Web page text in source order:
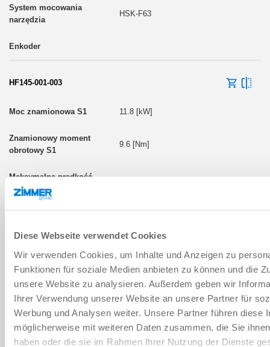
Diese Webseite verwendet Cookies
Wir verwenden Cookies, um Inhalte und Anzeigen zu
Funktionen für soziale Medien anbieten zu können und die
unsere Website zu analysieren. Außerdem geben wir
Ihrer Verwendung unserer Website an unsere Partner für
Werbung und Analysen weiter. Unsere Partner führen diese
möglicherweise mit weiteren Daten zusammen, die Sie
haben oder die sie im Rahmen Ihrer Nutzung der Dienste
HSK-F63
HF145-001-003
11.8 [kW]
9.6 [Nm]